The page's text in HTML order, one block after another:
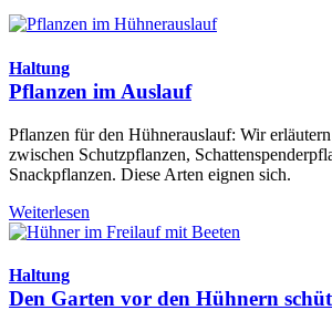
Haltung
Pflanzen im Auslauf
Pflanzen für den Hühnerauslauf: Wir
zwischen Schutzpflanzen,
Snackpflanzen. Diese Arten eignen sich.
Weiterlesen
Haltung
Den Garten vor den Hühnern